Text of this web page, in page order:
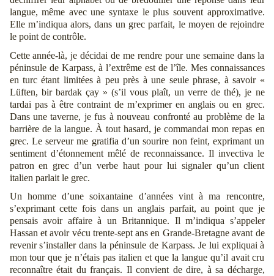
langue, même avec une syntaxe le plus souvent approximative.
Elle m’indiqua alors, dans un grec parfait, le moyen de rejoindre
le point de contrôle.
Cette année-là, je décidai de me rendre pour une semaine dans la
péninsule de Karpass, à l’extrême est de l’île. Mes connaissances
en turc étant limitées à peu près à une seule phrase, à savoir «
Lüften, bir bardak çay » (s’il vous plaît, un verre de thé), je ne
tardai pas à être contraint de m’exprimer en anglais ou en grec.
Dans une taverne, je fus à nouveau confronté au problème de la
barrière de la langue. À tout hasard, je commandai mon repas en
grec. Le serveur me gratifia d’un sourire non feint, exprimant un
sentiment d’étonnement mêlé de reconnaissance. Il invectiva le
patron en grec d’un verbe haut pour lui signaler qu’un client
italien parlait le grec.
Un homme d’une soixantaine d’années vint à ma rencontre,
s’exprimant cette fois dans un anglais parfait, au point que je
pensais avoir affaire à un Britannique. Il m’indiqua s’appeler
Hassan et avoir vécu trente-sept ans en Grande-Bretagne avant de
revenir s’installer dans la péninsule de Karpass. Je lui expliquai à
mon tour que je n’étais pas italien et que la langue qu’il avait cru
reconnaître était du français. Il convient de dire, à sa décharge,